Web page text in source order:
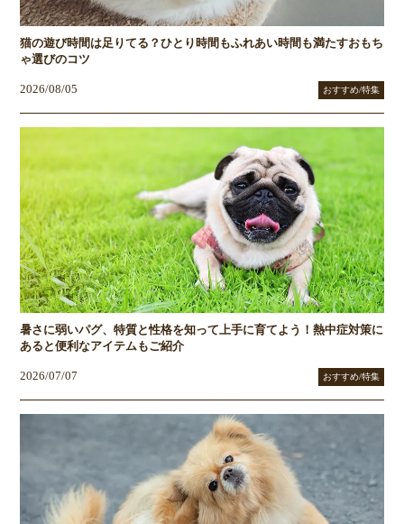
猫の遊び時間は足りてる？ひとり時間もふれあい時間も満たすおもち
ゃ選びのコツ
2026/08/05 おすすめ/特集
暑さに弱いパグ、特質と性格を知って上手に育てよう！熱中症対策に
あると便利なアイテムもご紹介
2026/07/07 おすすめ/特集